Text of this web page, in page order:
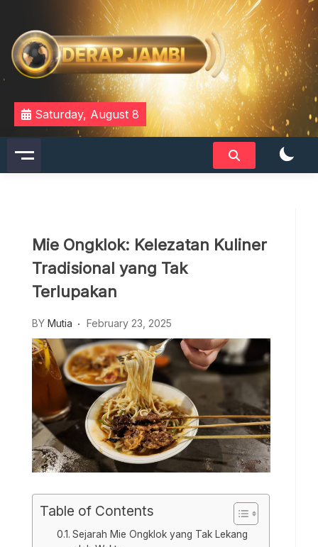
content
DERAPJAMBI
Saturday, August 8
Mie Ongklok: Kelezatan Kuliner
Tradisional yang Tak
Terlupakan
BY Mutia February 23, 2025
Table of Contents
Sejarah Mie Ongklok yang Tak Lekang